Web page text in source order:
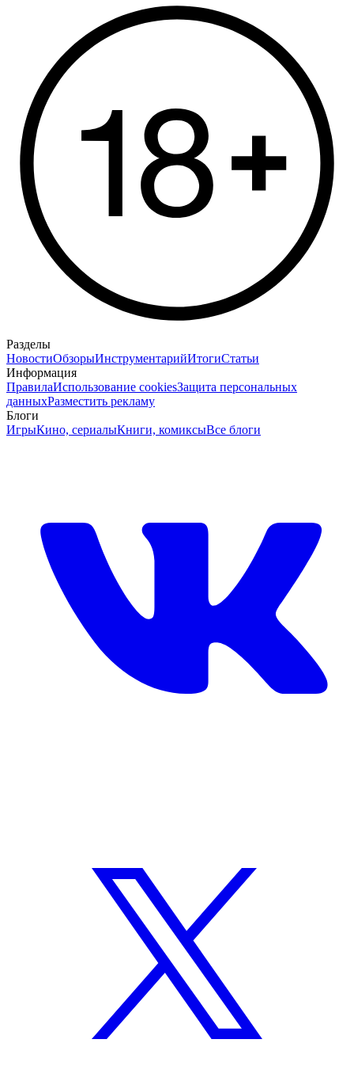
Разделы
НовостиОбзорыИнструментарийИтогиСтатьи
Информация
ПравилаИспользование cookiesЗащита персональных
данныхРазместить рекламу
Блоги
ИгрыКино, сериалыКниги, комиксыВсе блоги